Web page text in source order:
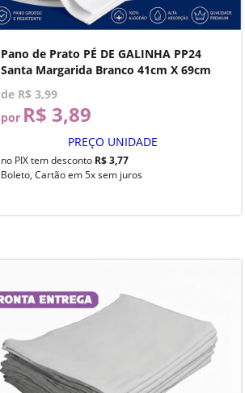
Pano de Prato PÉ DE GALINHA PP24
Santa Margarida Branco 41cm X 69cm
de R$ 3,99
por R$ 3,89
PREÇO UNIDADE
no PIX tem desconto R$ 3,77
Boleto, Cartão em 5x sem juros